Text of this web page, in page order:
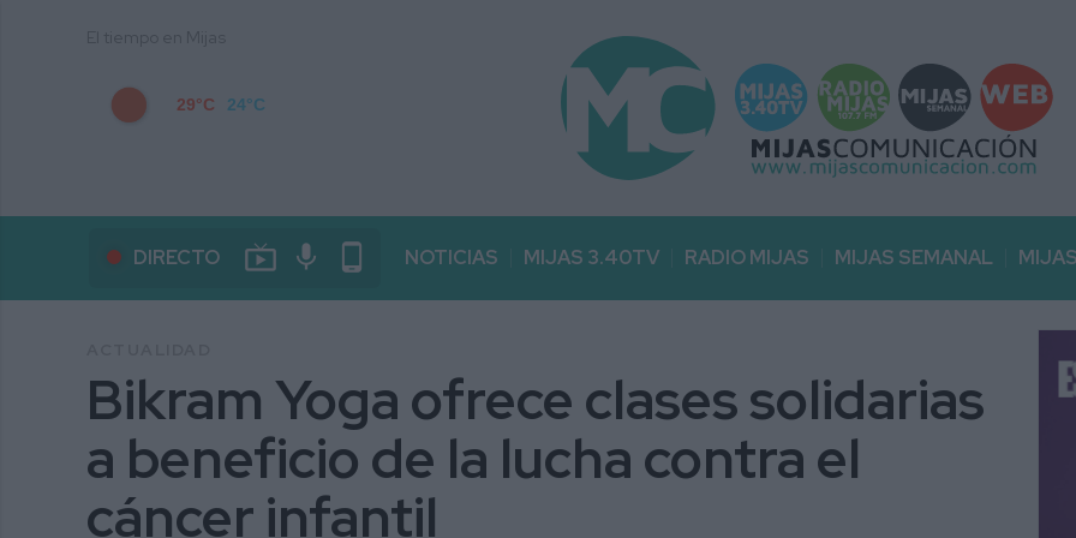
29°C 24°C
DIRECTO live_tv mic phone_android NOTICIAS MIJAS 3.40TV RADIO MIJAS MIJAS SEMANAL
Bikram Yoga ofrece clases solidarias
a beneficio de la lucha contra el
cáncer infantil